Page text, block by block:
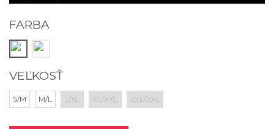
FARBA
VEĽKOSŤ
S/M M/L L/XL XL/XXL 2XL/3XL